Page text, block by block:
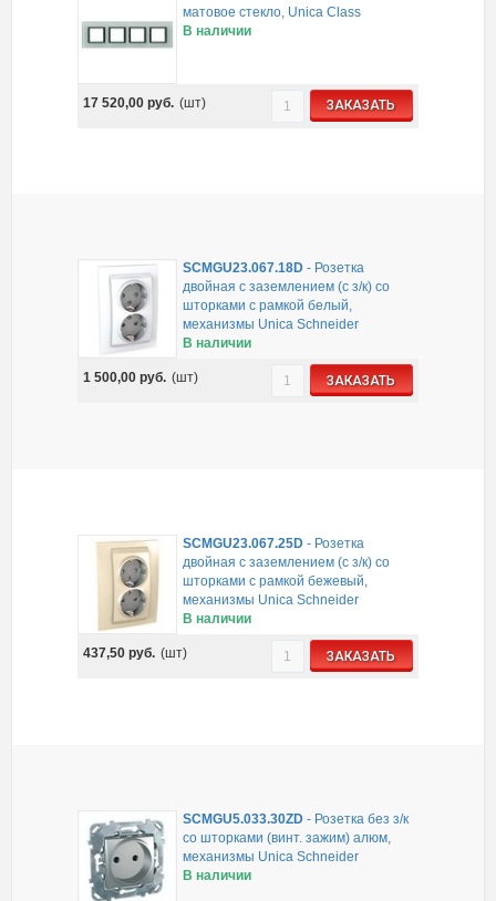
матовое стекло, Unica Class
В наличии
17 520,00руб. (шт) ЗАКАЗАТЬ
SCMGU23.067.18D - Розетка
двойная с заземлением (с з/к) со
шторками с рамкой белый,
механизмы Unica Schneider
В наличии
1 500,00руб. (шт) ЗАКАЗАТЬ
SCMGU23.067.25D - Розетка
двойная с заземлением (с з/к) со
шторками с рамкой бежевый,
механизмы Unica Schneider
В наличии
437,50руб. (шт) ЗАКАЗАТЬ
SCMGU5.033.30ZD - Розетка без з/к
со шторками (винт. зажим) алюм,
механизмы Unica Schneider
В наличии